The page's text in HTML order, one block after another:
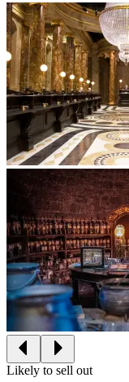
Likely to sell out